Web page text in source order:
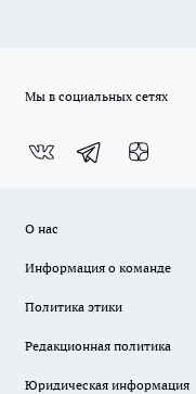
Мы в социальных сетях
О нас
Информация о команде
Политика этики
Редакционная политика
Юридическая информация